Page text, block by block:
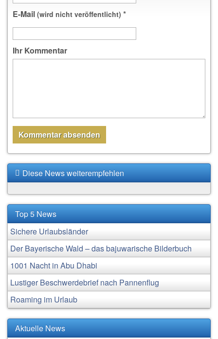
E-Mail (wird nicht veröffentlicht) *
Ihr Kommentar
Diese News weiterempfehlen
Top 5 News
Sichere Urlaubsländer
Der Bayerische Wald – das bajuwarische Bilderbuch
1001 Nacht in Abu Dhabi
Lustiger Beschwerdebrief nach Pannenflug
Roaming im Urlaub
Aktuelle News